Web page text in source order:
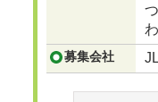
募集会社